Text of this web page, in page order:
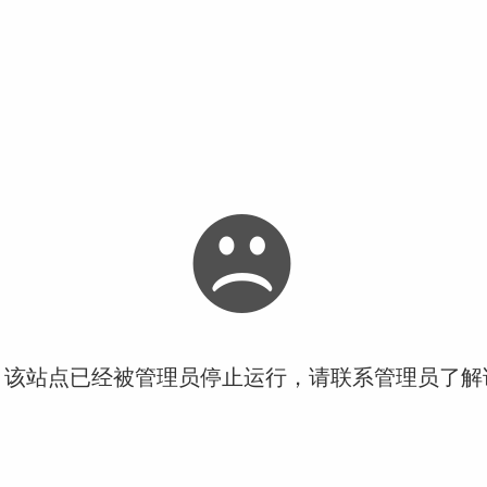
站点已经被管理员停止运行，请联系管理员了